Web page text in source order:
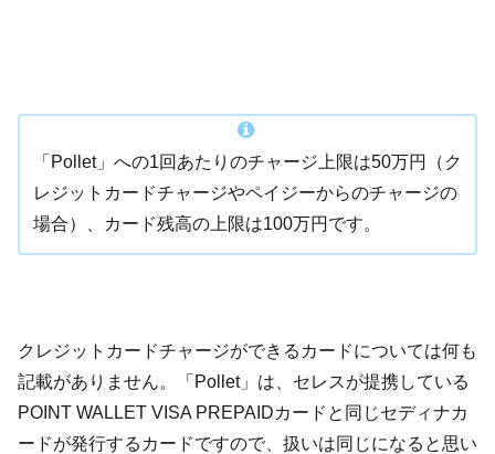
「Pollet」への1回あたりのチャージ上限は50万円（ク
レジットカードチャージやペイジーからのチャージの
場合）、カード残高の上限は100万円です。
クレジットカードチャージができるカードについては何も
記載がありません。「Pollet」は、セレスが提携している
POINT WALLET VISA PREPAIDカードと同じセディナカ
ードが発行するカードですので、扱いは同じになると思い